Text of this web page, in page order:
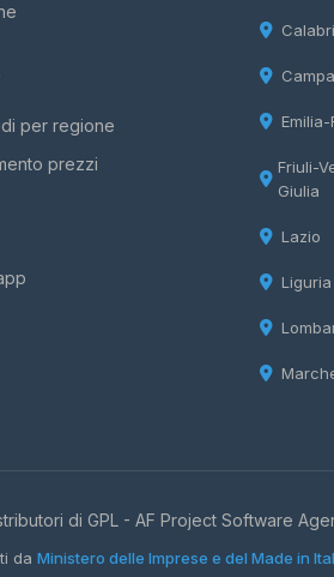
per regione
prezzi
Friuli-
Giulia
Lazio
Liguria
di GPL - AF Project Software
da Ministero delle Imprese e del Made in